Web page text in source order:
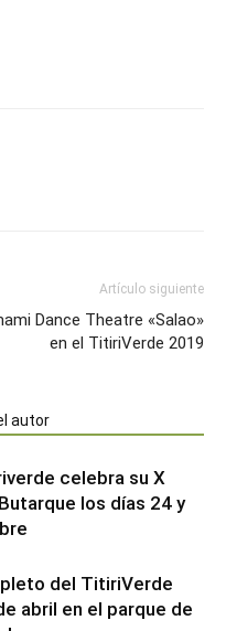
Artículo siguiente
Dance Theatre «Salao»
en el TitiriVerde 2019
autor
celebra su X
los días 24 y
del TitiriVerde
abril en el parque de